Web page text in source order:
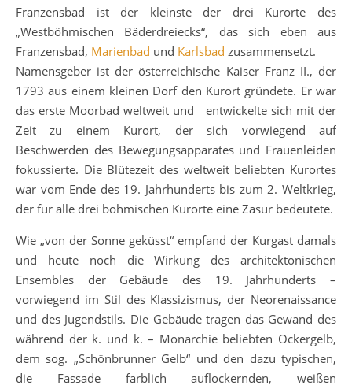
Franzensbad ist der kleinste der drei Kurorte des
„Westböhmischen Bäderdreiecks“, das sich eben aus
Franzensbad, Marienbad und Karlsbad zusammensetzt.
Namensgeber ist der österreichische Kaiser Franz II., der
1793 aus einem kleinen Dorf den Kurort gründete. Er war
das erste Moorbad weltweit und entwickelte sich mit der
Zeit zu einem Kurort, der sich vorwiegend auf
Beschwerden des Bewegungsapparates und Frauenleiden
fokussierte. Die Blütezeit des weltweit beliebten Kurortes
war vom Ende des 19. Jahrhunderts bis zum 2. Weltkrieg,
der für alle drei böhmischen Kurorte eine Zäsur bedeutete.
Wie „von der Sonne geküsst“ empfand der Kurgast damals
und heute noch die Wirkung des architektonischen
Ensembles der Gebäude des 19. Jahrhunderts –
vorwiegend im Stil des Klassizismus, der Neorenaissance
und des Jugendstils. Die Gebäude tragen das Gewand des
während der k. und k. – Monarchie beliebten Ockergelb,
dem sog. „Schönbrunner Gelb“ und den dazu typischen,
die Fassade farblich auflockernden, weißen